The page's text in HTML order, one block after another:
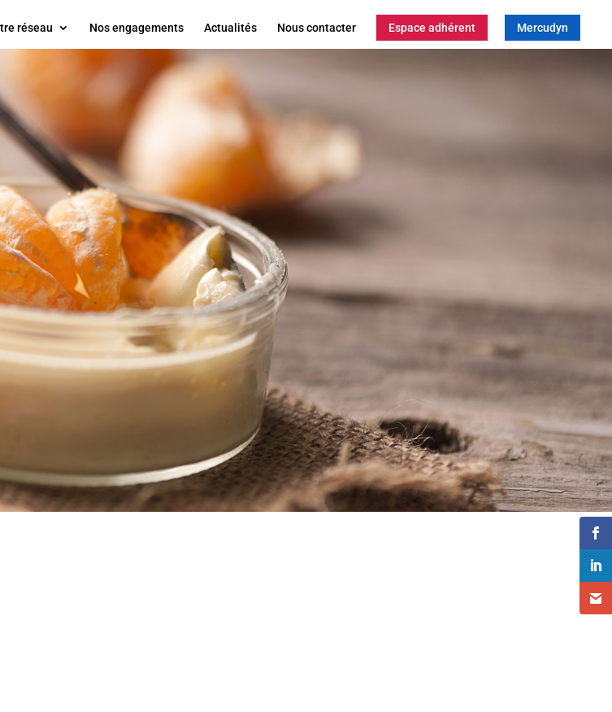
réseau Nos engagements Actualités Nous contacter Espace adhérent Mercudyn